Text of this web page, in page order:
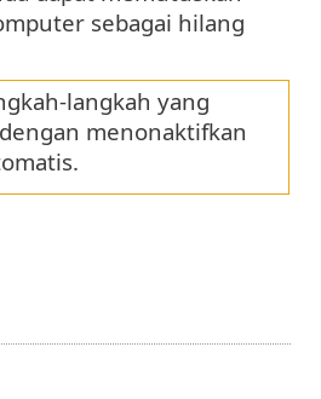
sebagai hilang
langkah yang
menonaktifkan